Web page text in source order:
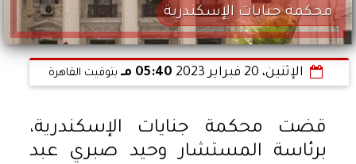
محكمة جنايات الإسكندرية
الإثنين، 20 فبراير 2023 05:40 مـ بتوقيت القاهرة
قضت محكمة جنايات الإسكندرية،
برئاسة المستشار وحيد صبري عبد